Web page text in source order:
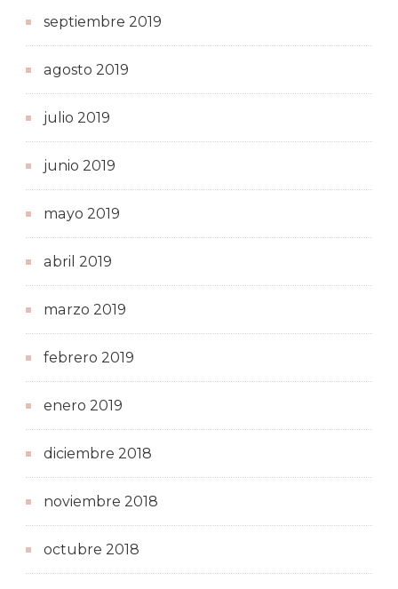
septiembre 2019
agosto 2019
julio 2019
junio 2019
mayo 2019
abril 2019
marzo 2019
febrero 2019
enero 2019
diciembre 2018
noviembre 2018
octubre 2018